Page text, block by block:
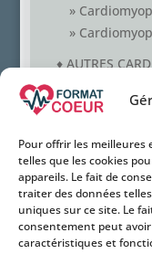
Pour offrir les meilleures
telles que les cookies
appareils. Le fait de
traiter des données
uniques sur ce site. Le
consentement peut
caractéristiques et
»
»
♦ AUTRES
» Tako Tsubo
» Ventricule